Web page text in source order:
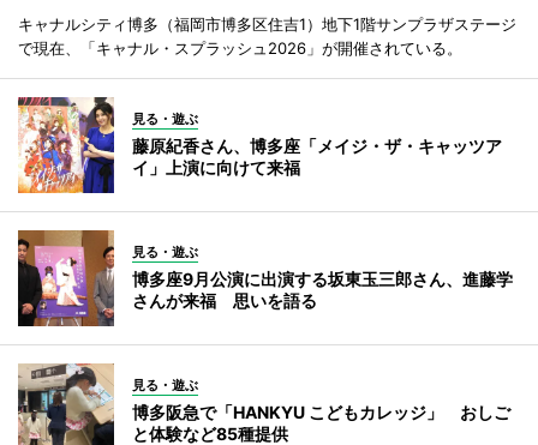
キャナルシティ博多（福岡市博多区住吉1）地下1階サンプラザステージ
で現在、「キャナル・スプラッシュ2026」が開催されている。
見る・遊ぶ
藤原紀香さん、博多座「メイジ・ザ・キャッツア
イ」上演に向けて来福
見る・遊ぶ
博多座9月公演に出演する坂東玉三郎さん、進藤学
さんが来福 思いを語る
見る・遊ぶ
博多阪急で「HANKYU こどもカレッジ」 おしご
と体験など85種提供